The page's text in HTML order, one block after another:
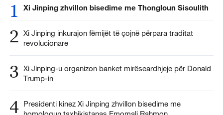
1 Xi Jinping zhvillon bisedime me Thongloun Sisoulith
2 Xi Jinping inkurajon fëmijët të çojnë përpara traditat
revolucionare
3 Xi Jinping-u organizon banket mirëseardhjeje për Donald
Trump-in
4 Presidenti kinez Xi Jinping zhvillon bisedime me